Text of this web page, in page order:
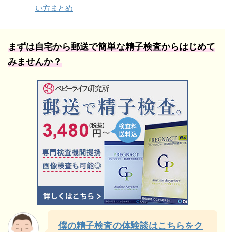
い方まとめ
まずは自宅から郵送で簡単な精子検査からはじめて
みませんか？
僕の精子検査の体験談はこちらをク